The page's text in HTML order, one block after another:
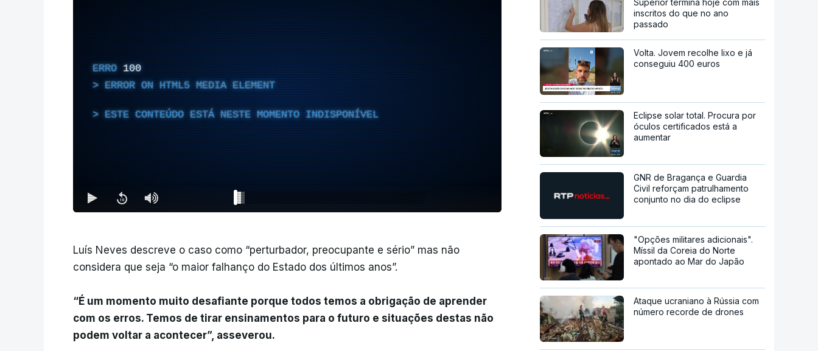
ERRO 100
ERROR ON HTML5 MEDIA ELEMENT
ESTE CONTEÚDO ESTÁ NESTE MOMENTO INDISPONÍVEL
Luís Neves descreve o caso como “perturbador, preocupante e sério” mas não
considera que seja “o maior falhanço do Estado dos últimos anos”.
“É um momento muito desafiante porque todos temos a obrigação de aprender
com os erros. Temos de tirar ensinamentos para o futuro e situações destas não
podem voltar a acontecer”, asseverou.
Superior termina hoje com mais
inscritos do que no ano
passado
Volta. Jovem recolhe lixo e já
conseguiu 400 euros
Eclipse solar total. Procura por
óculos certificados está a
aumentar
GNR de Bragança e Guardia
Civil reforçam patrulhamento
conjunto no dia do eclipse
"Opções militares adicionais".
Míssil da Coreia do Norte
apontado ao Mar do Japão
Ataque ucraniano à Rússia com
número recorde de drones